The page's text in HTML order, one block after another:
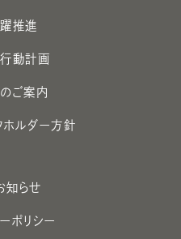
推進
動計画
ご案内
ホルダー方針
知らせ
ポリシー